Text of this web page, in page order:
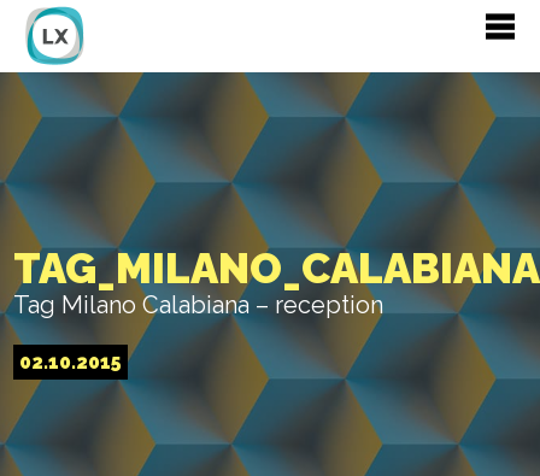
Tag Milano Calabiana – reception
02.10.2015